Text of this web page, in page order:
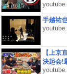
手越祐
【上京
決起会!